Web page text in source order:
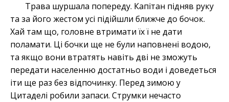
Трава шуршала попереду. Капітан підняв руку
та за його жестом усі підійшли ближче до бочок.
Хай там що, головне втримати їх ї не дати
поламати. Ці бочки ще не були наповнені водою,
та якщо вони втратять навіть дві не зможуть
передати населенню достатньо води і доведеться
іти ще раз без відпочинку. Перед зимою у
Цитаделі робили запаси. Струмки нечасто